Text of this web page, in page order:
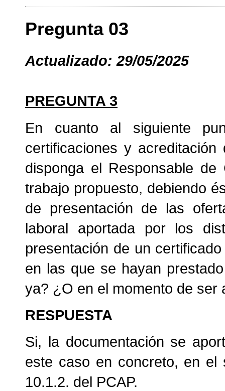
Pregunta 03
Actualizado: 29/05/2025
PREGUNTA 3
En cuanto al siguiente
certificaciones y acreditación
disponga el Responsable
trabajo propuesto, debiendo
de presentación de las
laboral aportada por los
presentación de un
en las que se hayan
ya? ¿O en el momento de ser
RESPUESTA
Si, la documentación se
este caso en concreto, en
10.1.2. del PCAP.